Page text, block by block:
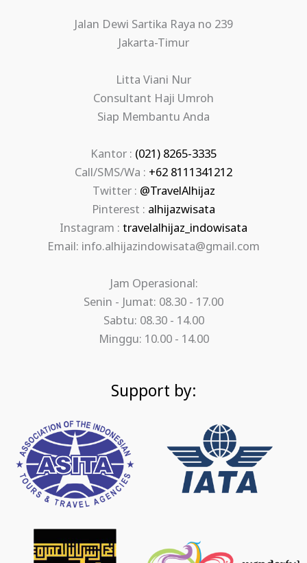
Jalan Dewi Sartika Raya no 239
Jakarta-Timur
Litta Viani Nur
Consultant Haji Umroh
Siap Membantu Anda
Kantor : (021) 8265-3335
Call/SMS/Wa : +62 8111341212
Twitter : @TravelAlhijaz
Pinterest : alhijazwisata
Instagram : travelalhijaz_indowisata
Email: info.alhijazindowisata@gmail.com
Jam Operasional:
Senin - Jumat: 08.30 - 17.00
Sabtu: 08.30 - 14.00
Minggu: 10.00 - 14.00
Support by: